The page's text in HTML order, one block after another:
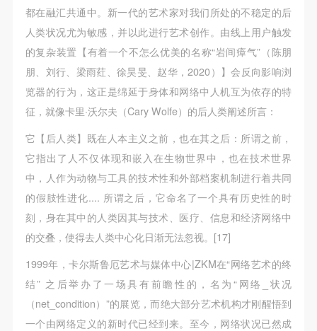
都在融汇共通中。新一代的艺术家对我们所处的不稳定的后
人类状况尤为敏感，并以此进行艺术创作。由线上用户触发
的复杂装置【有着一个不怎么优美的名称“岩间瘴气”（陈朋
朋、刘⾏、梁⾬荭、徐昊旻、赵华，2020）】会反向影响浏
览器的行为，这正是绵延于身体和网络中人机互为依存的特
征，就像卡里·沃尔夫（Cary Wolfe）的后人类阐述所言：
它【后人类】既在人本主义之前，也在其之后：所谓之前，
它指出了人不仅体现和嵌入在生物世界中，也在技术世界
中，人作为动物与工具的技术性和外部档案机制进行着共同
的假肢性进化.... 所谓之后，它命名了一个具有历史性的时
刻，身在其中的人类因其与技术、医疗、信息和经济网络中
的交叠，使得去人类中心化日渐无法忽视。[17]
1999年，卡尔斯鲁厄艺术与媒体中心|ZKM在“网络艺术的终
结” 之后举办了一场具有前瞻性的，名为“网络_状况
（net_condition）”的展览，而绝大部分艺术机构才刚醒悟到
一个由网络定义的新时代已经到来。至今，网络状况已然成